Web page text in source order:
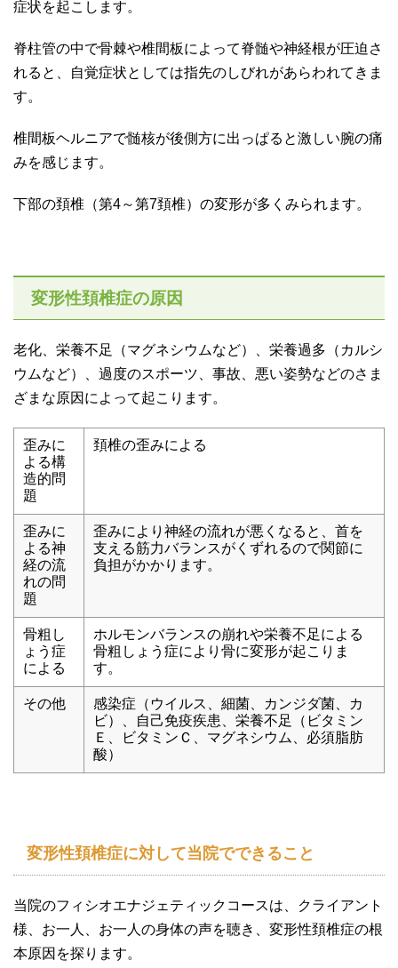
症状を起こします。
脊柱管の中で骨棘や椎間板によって脊髄や神経根が圧迫さ
れると、自覚症状としては指先のしびれがあらわれてきま
す。
椎間板ヘルニアで髄核が後側方に出っぱると激しい腕の痛
みを感じます。
下部の頚椎（第4～第7頚椎）の変形が多くみられます。
変形性頚椎症の原因
老化、栄養不足（マグネシウムなど）、栄養過多（カルシ
ウムなど）、過度のスポーツ、事故、悪い姿勢などのさま
ざまな原因によって起こります。
歪みに
よる構
造的問
題
頚椎の歪みによる
歪みに
よる神
経の流
れの問
題
歪みにより神経の流れが悪くなると、首を
支える筋力バランスがくずれるので関節に
負担がかかります。
骨粗し
ょう症
による
ホルモンバランスの崩れや栄養不足による
骨粗しょう症により骨に変形が起こりま
す。
その他
感染症（ウイルス、細菌、カンジダ菌、カ
ビ）、自己免疫疾患、栄養不足（ビタミン
Ｅ、ビタミンＣ、マグネシウム、必須脂肪
酸）
変形性頚椎症に対して当院でできること
当院のフィシオエナジェティックコースは、クライアント
様、お一人、お一人の身体の声を聴き、変形性頚椎症の根
本原因を探ります。